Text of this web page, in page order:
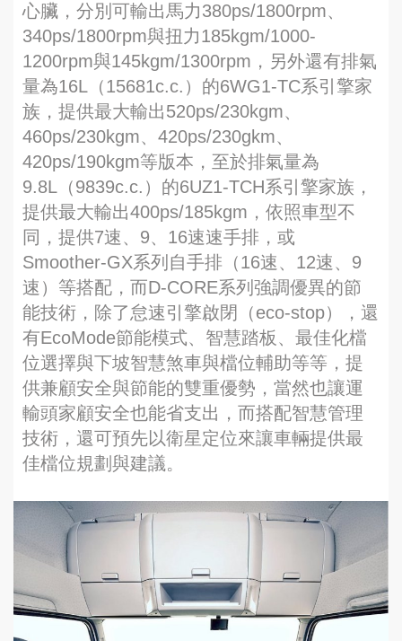
心臟，分別可輸出馬力380ps/1800rpm、
340ps/1800rpm與扭力185kgm/1000-
1200rpm與145kgm/1300rpm，另外還有排氣
量為16L（15681c.c.）的6WG1-TC系引擎家
族，提供最大輸出520ps/230kgm、
460ps/230kgm、420ps/230gkm、
420ps/190kgm等版本，至於排氣量為
9.8L（9839c.c.）的6UZ1-TCH系引擎家族，
提供最大輸出400ps/185kgm，依照車型不
同，提供7速、9、16速速手排，或
Smoother-GX系列自手排（16速、12速、9
速）等搭配，而D-CORE系列強調優異的節
能技術，除了怠速引擎啟閉（eco-stop），還
有EcoMode節能模式、智慧踏板、最佳化檔
位選擇與下坡智慧煞車與檔位輔助等等，提
供兼顧安全與節能的雙重優勢，當然也讓運
輸頭家顧安全也能省支出，而搭配智慧管理
技術，還可預先以衛星定位來讓車輛提供最
佳檔位規劃與建議。